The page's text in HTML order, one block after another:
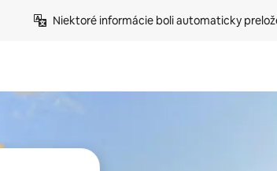
Niektoré informácie boli automaticky